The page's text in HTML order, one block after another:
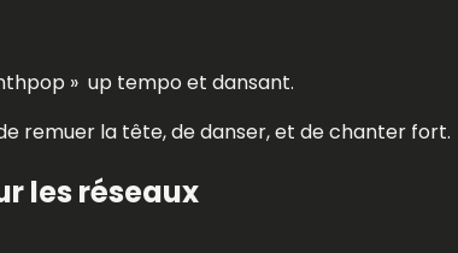
» up tempo et dansant.
remuer la tête, de danser, et de chanter fort.
les réseaux